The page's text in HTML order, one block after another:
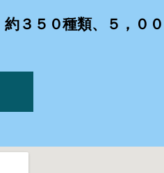
約３５０種類、５，０